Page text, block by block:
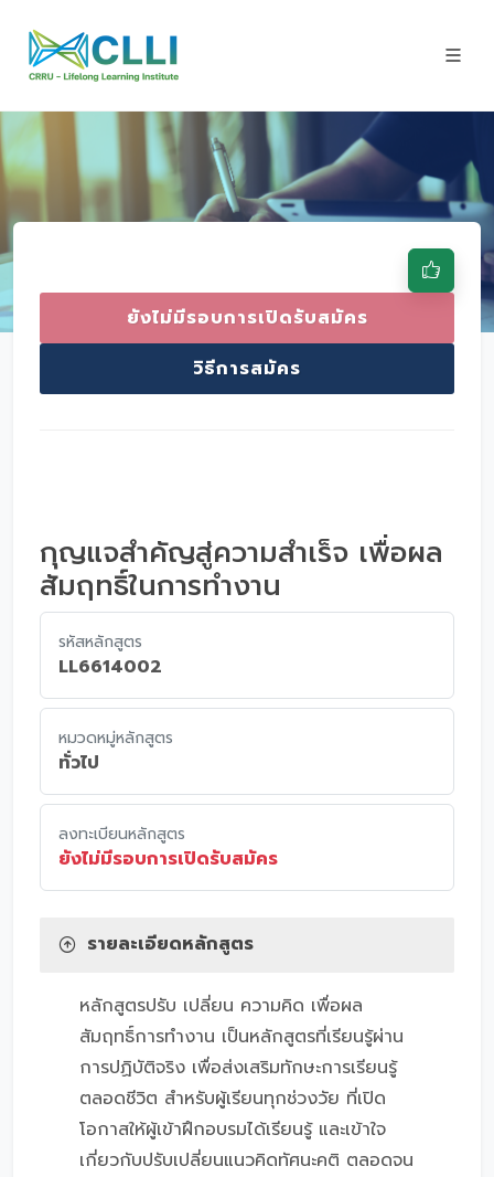
ยังไม่มีรอบการเปิดรับสมัคร
วิธีการสมัคร
กุญแจสำคัญสู่ความสำเร็จ เพื่อผล
สัมฤทธิ์ในการทำงาน
รหัสหลักสูตร
LL6614002
หมวดหมู่หลักสูตร
ทั่วไป
ลงทะเบียนหลักสูตร
ยังไม่มีรอบการเปิดรับสมัคร
รายละเอียดหลักสูตร
หลักสูตรปรับ เปลี่ยน ความคิด เพื่อผล
สัมฤทธิ์การทำงาน เป็นหลักสูตรที่เรียนรู้ผ่าน
การปฏิบัติจริง เพื่อส่งเสริมทักษะการเรียนรู้
ตลอดชีวิต สำหรับผู้เรียนทุกช่วงวัย ที่เปิด
โอกาสให้ผู้เข้าฝึกอบรมได้เรียนรู้ และเข้าใจ
เกี่ยวกับปรับเปลี่ยนแนวคิดทัศนะคติ ตลอดจน